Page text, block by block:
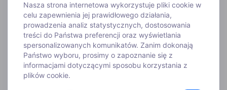
WYJAZDY
INFORMACJE
Nasza strona internetowa wykorzystuje pliki cookie w
celu zapewnienia jej prawidłowego działania,
prowadzenia analiz statystycznych, dostosowania
treści do Państwa preferencji oraz wyświetlania
spersonalizowanych komunikatów. Zanim dokonają
Państwo wyboru, prosimy o zapoznanie się z
informacjami dotyczącymi sposobu korzystania z
plików cookie.